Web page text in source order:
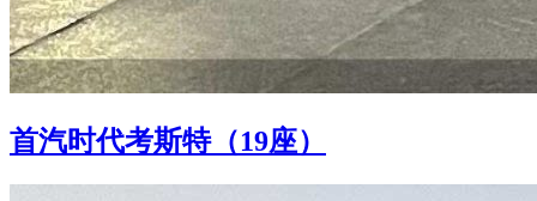
首汽时代考斯特（19座）